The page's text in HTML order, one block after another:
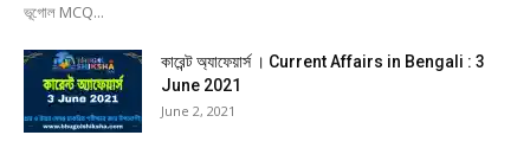
ভূগোল MCQ...
কারেন্ট অ্যাফেয়ার্স । Current Affairs in Bengali : 3
June 2021
June 2, 2021